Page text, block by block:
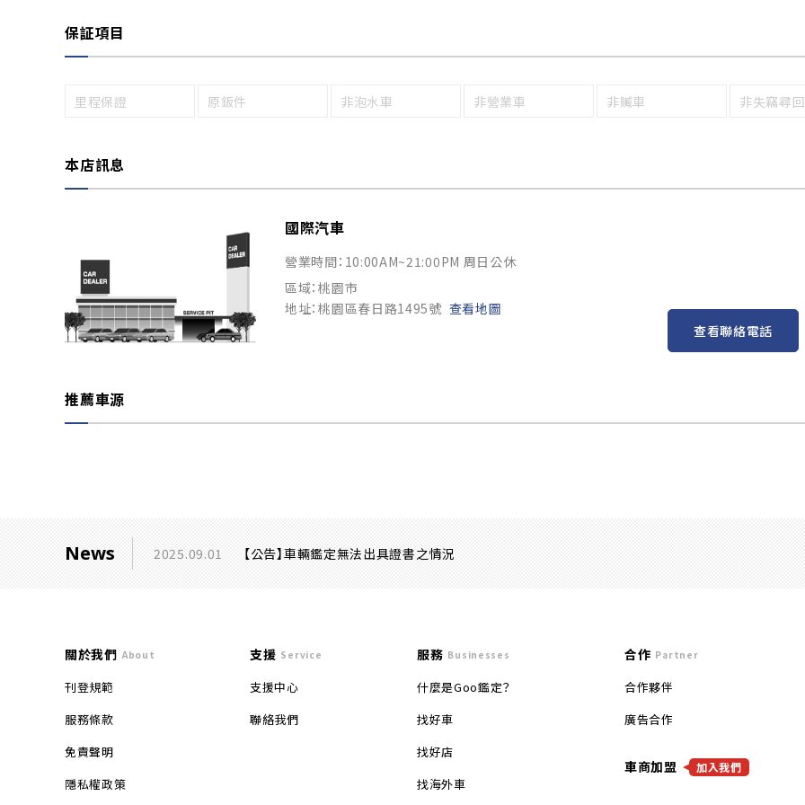
保証項目
里程保證 原鈑件 非泡水車 非營業車 非贓車 非失竊尋
本店訊息
國際汽車
營業時間：10:00AM~21:00PM 周日公休
區域：桃園市
地址：桃園區春日路1495號 查看地圖
查看聯絡電話
推薦車源
News 2025.09.01 【公告】車輛鑑定無法出具證書之情況
關於我們 About
刊登規範
服務條款
免責聲明
隱私權政策
支援 Service
支援中心
聯絡我們
服務 Businesses
什麼是Goo鑑定？
找好車
找好店
找海外車
合作 Partner
合作夥伴
廣告合作
車商加盟 加入我們